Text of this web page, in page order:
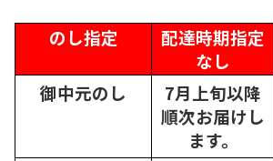
のし指定
配達時期指定
なし
御中元のし
7月上旬以降
順次お届けし
ます。